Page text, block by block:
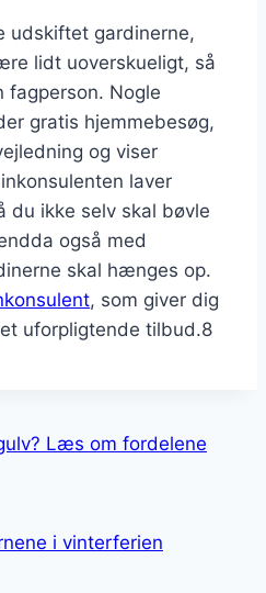
udskiftet gardinerne,
lidt uoverskueligt, så
Nogle
gratis hjemmebesøg,
og viser
laver
du ikke selv skal bøvle
også med
skal hænges op.
, som giver dig
uforpligtende tilbud.8
Læs om fordelene
i vinterferien